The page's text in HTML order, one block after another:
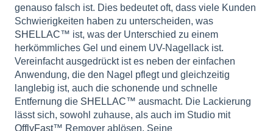
genauso falsch ist. Dies bedeutet oft, dass viele Kunden
Schwierigkeiten haben zu unterscheiden, was
SHELLAC™ ist, was der Unterschied zu einem
herkömmliches Gel und einem UV-Nagellack ist.
Vereinfacht ausgedrückt ist es neben der einfachen
Anwendung, die den Nagel pflegt und gleichzeitig
langlebig ist, auch die schonende und schnelle
Entfernung die SHELLAC™ ausmacht. Die Lackierung
lässt sich, sowohl zuhause, als auch im Studio mit
OfflyFast™ Remover ablösen. Seine